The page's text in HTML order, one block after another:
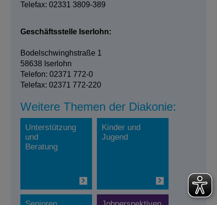
Telefax: 02331 3809-389
Geschäftsstelle Iserlohn:
Bodelschwinghstraße 1
58638 Iserlohn
Telefon: 02371 772-0
Telefax: 02371 772-220
Weitere Themen der Diakonie:
Unterstützung
und
Beratung
Kinder und
Jugend